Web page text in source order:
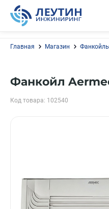
Главная Магазин
Фанкойл
Код товара: 102540